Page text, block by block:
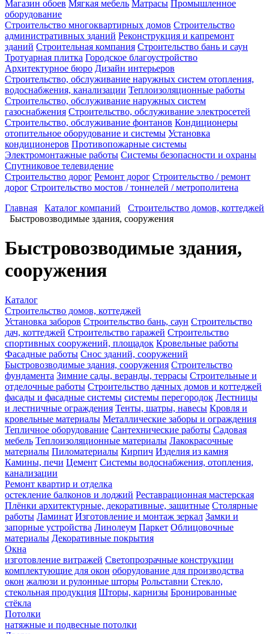
Магазин обоев Мягкая мебель Матрасы Промышленное
оборудование
Строительство многоквартирных домов Строительство
административных зданий Реконструкция и капремонт
зданий Строительная компания Строительство бань и саун
Тротуарная плитка Городское благоустройство
Архитектурное бюро Дизайн интерьеров
Строительство, обслуживание наружных систем отопления,
водоснабжения, канализации Теплоизоляционные работы
Строительство, обслуживание наружных систем
газоснабжения Строительство, обслуживание электросетей
Строительство, обслуживание фонтанов Кондиционеры
отопительное оборудование и системы Установка
кондиционеров Противопожарные системы
Электромонтажные работы Системы безопасности и охраны
Спутниковое телевидение
Строительство дорог Ремонт дорог Строительство / ремонт
дорог Строительство мостов / тоннелей / метрополитена
Главная
Каталог компаний
Строительство домов, коттеджей
Быстровозводимые здания, сооружения
Быстровозводимые здания,
сооружения
Каталог
Строительство домов, коттеджей
Установка заборов Строительство бань, саун Строительство
дач, коттеджей Строительство гаражей Строительство
спортивных сооружений, площадок Кровельные работы
Фасадные работы Снос зданий, сооружений
Быстровозводимые здания, сооружения Строительство
фундамента Зимние сады, веранды, террасы Строительные и
отделочные работы Строительство дачных домов и коттеджей
фасады и фасадные системы системы перегородок Лестницы
и лестничные ограждения Тенты, шатры, навесы Кровля и
кровельные материалы Металлические заборы и ограждения
Тепличное оборудование Сантехнические работы Садовая
мебель Теплоизоляционные материалы Лакокрасочные
материалы Пиломатериалы Кирпич Изделия из камня
Камины, печи Цемент Системы водоснабжения, отопления,
канализации
Ремонт квартир и отделка
остекление балконов и лоджий Реставрационная мастерская
Плёнки архитектурные, декоративные, защитные Столярные
работы Ламинат Изготовление и монтаж зеркал Замки и
запорные устройства Линолеум Паркет Облицовочные
материалы Декоративные покрытия
Окна
изготовление витражей Светопрозрачные конструкции
комплектующие для окон оборудование для производства
окон жалюзи и рулонные шторы Рольставни Стекло,
стекольная продукция Шторы, карнизы Бронированные
стёкла
Потолки
натяжные и подвесные потолки